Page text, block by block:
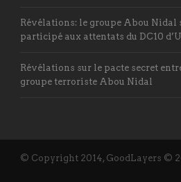
Révélations: le groupe Abou Nidal
participé aux attentats du DC10
Révélations sur le pacte secret
groupe terroriste Abou Nidal
© Copyright 2014, GoodLayers ©